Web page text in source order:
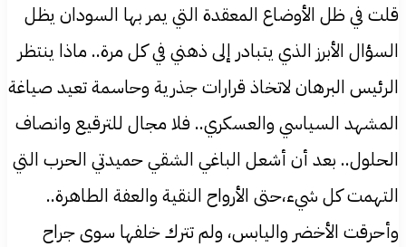
قلت في ظل الأوضاع المعقدة التي يمر بها السودان يظل
السؤال الأبرز الذي يتبادر إلى ذهني في كل مرة.. ماذا ينتظر
الرئيس البرهان لاتخاذ قرارات جذرية وحاسمة تعيد صياغة
المشهد السياسي والعسكري.. فلا مجال للترقيع وانصاف
الحلول.. بعد أن أشعل الباغي الشقي حميدتي الحرب التي
التهمت كل شيء،حتى الأرواح النقية والعفة الطاهرة..
وأحرقت الأخضر واليابس، ولم تترك خلفها سوى جراح